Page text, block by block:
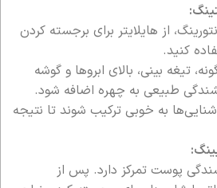
از هایلایتر برای برجسته کردن
کنید.
تیغه بینی، بالای ابروها و گوشه
طبیعی به چهره اضافه شود.
به خوبی ترکیب شوند تا نتیجه
پوست تمرکز دارد. پس از